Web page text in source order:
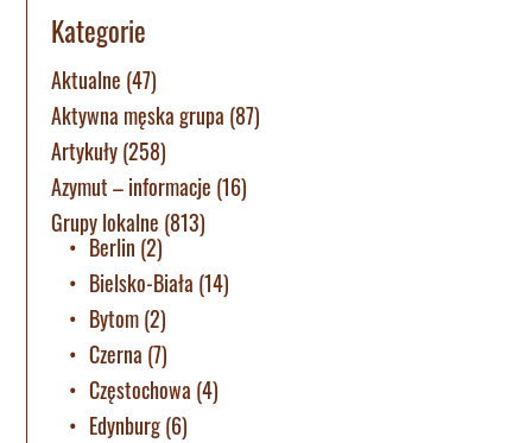
Kategorie
Aktualne (47)
Aktywna męska grupa (87)
Artykuły(258)
Azymut – informacje (16)
Grupy lokalne (813)
Berlin (2)
Bielsko-Biała (14)
Bytom(2)
Czerna (7)
Częstochowa (4)
Edynburg(6)